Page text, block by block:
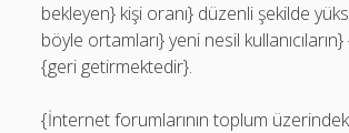
bekleyen} kişi oranı} düzenli şekilde
böyle ortamları} yeni nesil
{geri getirmektedir}.
{İnternet forumlarının toplum